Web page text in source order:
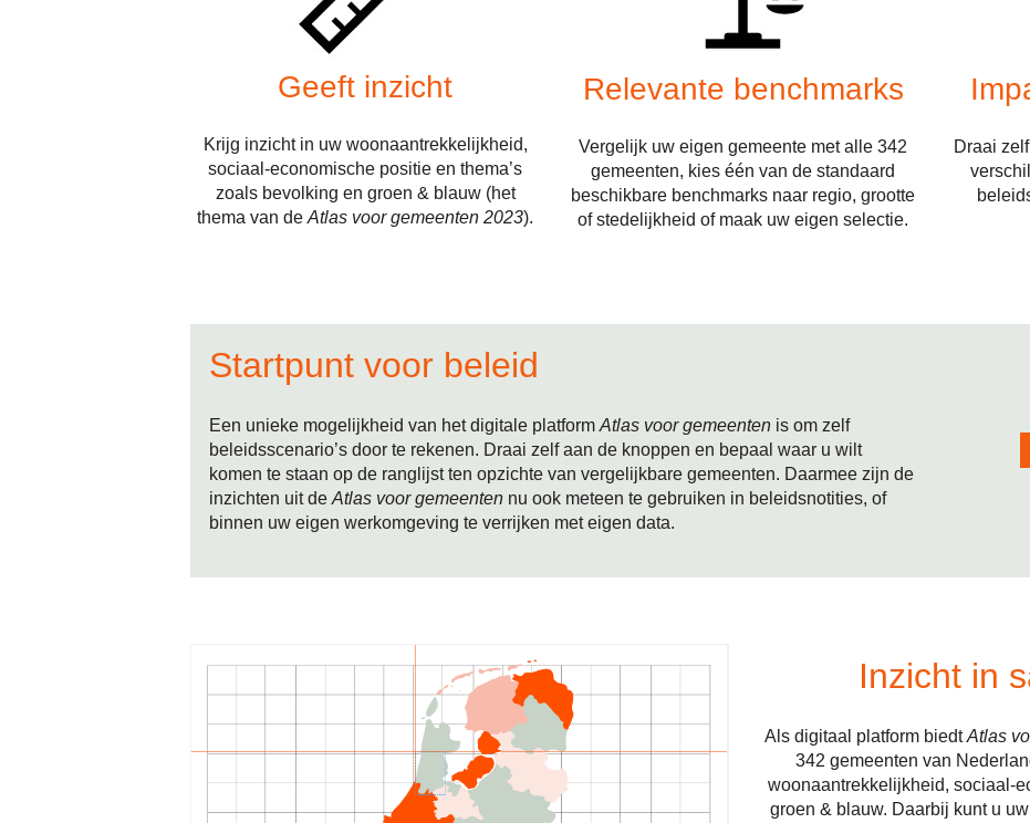
Geeft inzicht
Krijg inzicht in uw woonaantrekkelijkheid,
sociaal-economische positie en thema’s
zoals bevolking en groen & blauw (het
thema van deAtlas voor gemeenten 2023).
Relevante benchmarks
Vergelijk uw eigen gemeente met alle 342
gemeenten, kies één van de standaard
beschikbare benchmarks naar regio, grootte
of stedelijkheid of maak uw eigen selectie.
Draai
Startpunt voor beleid
Een unieke mogelijkheid van het digitale platform Atlas voor gemeenten is om zelf
beleidsscenario’s door te rekenen. Draai zelf aan de knoppen en bepaal waar u wilt
komen te staan op de ranglijst ten opzichte van vergelijkbare gemeenten. Daarmee zijn de
inzichten uit de Atlas voor gemeenten nu ook meteen te gebruiken in beleidsnotities, of
binnen uw eigen werkomgeving te verrijken met eigen data.
Inzicht in
Als digitaal platform biedtAtlas
342 gemeenten van
woonaantrekkelijkheid, sociaal-
groen & blauw. Daarbij kunt u